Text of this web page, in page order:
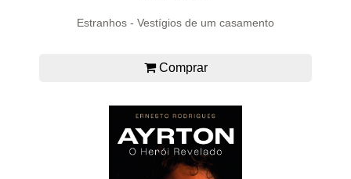
Estranhos - Vestígios de um casamento
Comprar